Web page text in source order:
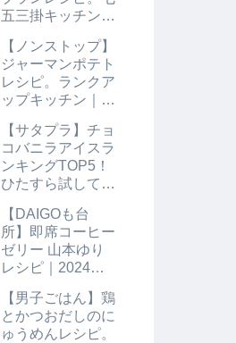
五三掛キッチン｜
【ノンストップ】
ジャーマンポテト
レシピ。ランクア
ップキッチン｜10
【サタプラ】チョ
コバニラアイスラ
ンキングTOP5！
ひたすら試してラ
日【サタデープラ
ス】
【DAIGOも台
所】即席コーヒー
ゼリー 山本ゆり
レシピ｜2024年8
【男子ごはん】鶏
とかつおだしのに
ゅうめんレシピ。